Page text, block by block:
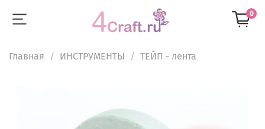
0
Главная ИНСТРУМЕНТЫ ТЕЙП - лента